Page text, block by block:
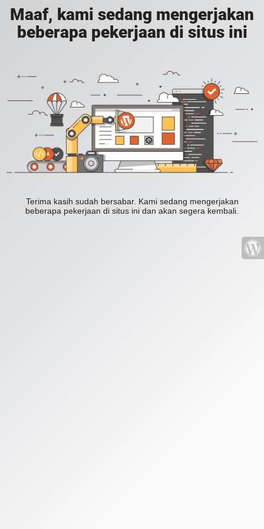
Maaf, kami sedang mengerjakan
beberapa pekerjaan di situs ini
Terima kasih sudah bersabar. Kami sedang mengerjakan
beberapa pekerjaan di situs ini dan akan segera kembali.